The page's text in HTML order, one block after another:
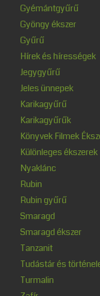
Gyémántgyűrű
Gyöngy ékszer
Gyűrű
Hírek és hírességek
Jegygyűrű
Jeles ünnepek
Karikagyűrű
Karikagyűrűk
Könyvek Filmek
Különleges ékszerek
Nyaklánc
Rubin
Rubin gyűrű
Smaragd
Smaragd ékszer
Tanzanit
Tudástár és
Turmalin